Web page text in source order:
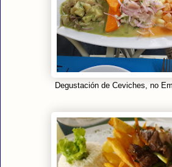
Degustación de Ceviches, no